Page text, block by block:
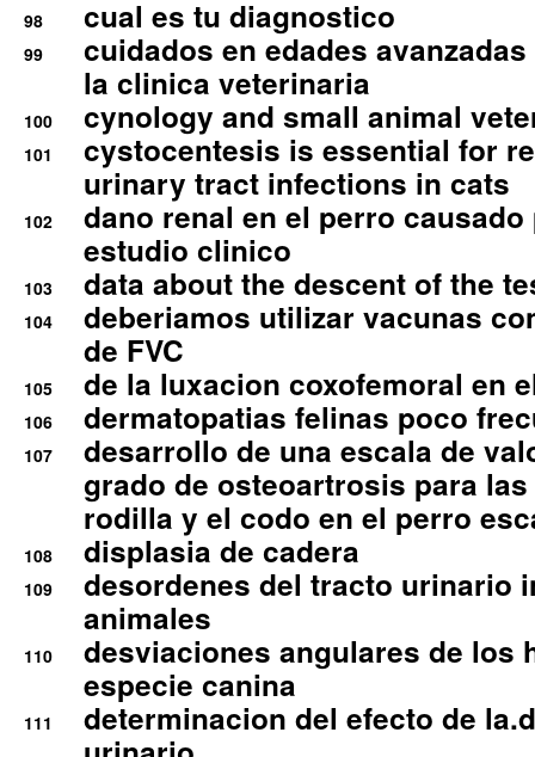
98 cual es tu diagnostico
99
cuidados en edades
la clinica veterinaria
100 cynology and small animal
101
cystocentesis is essential for
urinary tract infections in cats
102
dano renal en el perro
estudio clinico
103 data about the descent of the
104
deberiamos utilizar vacunas
de FVC
105 de la luxacion coxofemoral en
106 dermatopatias felinas poco
107
desarrollo de una escala de
grado de osteoartrosis para
rodilla y el codo en el perro
108 displasia de cadera
109
desordenes del tracto urinario
animales
110
desviaciones angulares de los
especie canina
111
determinacion del efecto de